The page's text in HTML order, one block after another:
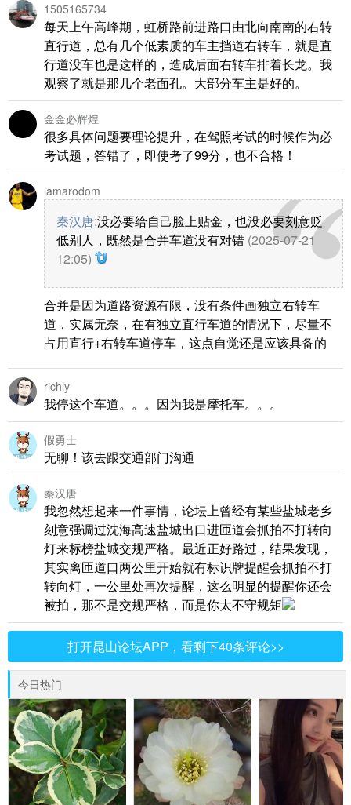
1505165734
每天上午高峰期，虹桥路前进路口由北向南南的右转
直行道，总有几个低素质的车主挡道右转车，就是直
行道没车也是这样的，造成后面右转车排着长龙。我
观察了就是那几个老面孔。大部分车主是好的。
金金必辉煌
很多具体问题要理论提升，在驾照考试的时候作为必
考试题，答错了，即使考了99分，也不合格！
lamarodom
秦汉唐:没必要给自己脸上贴金，也没必要刻意贬
低别人，既然是合并车道没有对错 (2025-07-21
12:05)
合并是因为道路资源有限，没有条件画独立右转车
道，实属无奈，在有独立直行车道的情况下，尽量不
占用直行+右转车道停车，这点自觉还是应该具备的
richly
我停这个车道。。。因为我是摩托车。。。
假勇士
无聊！该去跟交通部门沟通
秦汉唐
我忽然想起来一件事情，论坛上曾经有某些盐城老乡
刻意强调过沈海高速盐城出口进匝道会抓拍不打转向
灯来标榜盐城交规严格。最近正好路过，结果发现，
其实离匝道口两公里开始就有标识牌提醒会抓拍不打
转向灯，一公里处再次提醒，这么明显的提醒你还会
被拍，那不是交规严格，而是你太不守规矩
打开昆山论坛APP，看剩下40条评论>>
今日热门